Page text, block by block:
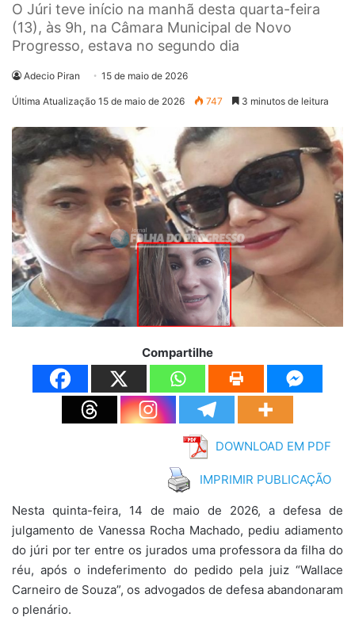
O Júri teve início na manhã desta quarta-feira
(13), às 9h, na Câmara Municipal de Novo
Progresso, estava no segundo dia
Adecio Piran 15 de maio de 2026
Última Atualização 15 de maio de 2026 747 3 minutos de leitura
Compartilhe
DOWNLOAD EM PDF
IMPRIMIR PUBLICAÇÃO
Nesta quinta-feira, 14 de maio de 2026, a defesa de
julgamento de Vanessa Rocha Machado, pediu adiamento
do júri por ter entre os jurados uma professora da filha do
réu, após o indeferimento do pedido pela juiz “Wallace
Carneiro de Souza”, os advogados de defesa abandonaram
o plenário.